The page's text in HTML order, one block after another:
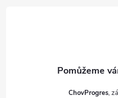
ChovProgres